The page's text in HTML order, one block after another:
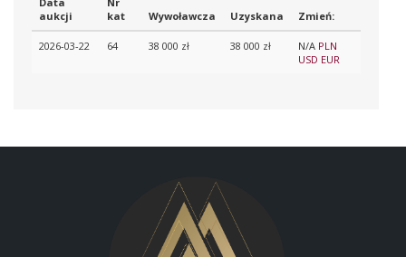
aukcji
kat
Wywoławcza Uzyskana Zmień:
2026-03-22 64 38 000 zł 38 000 zł N/A PLN
USD EUR